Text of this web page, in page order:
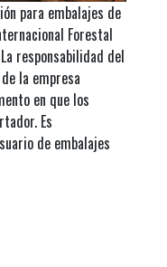
para embalajes de
Forestal
responsabilidad del
la empresa
en que los
Es
de embalajes